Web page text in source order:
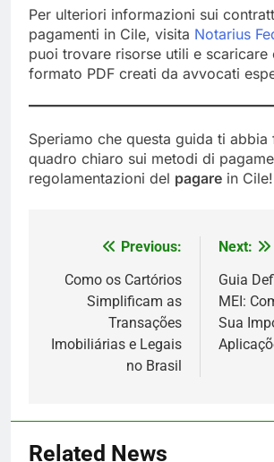
Per ulteriori informazioni sui
pagamenti in Cile, visita Notarius
puoi trovare risorse utili e scaricare
formato PDF creati da avvocati
Speriamo che questa guida ti abbia
quadro chiaro sui metodi di
regolamentazioni del pagare in Cile!
navigation
Previous:
Como os Cartórios
Simplificam as
Transações
Imobiliárias e Legais
no Brasil
Next:
Guia
MEI:
Sua
Related News
5